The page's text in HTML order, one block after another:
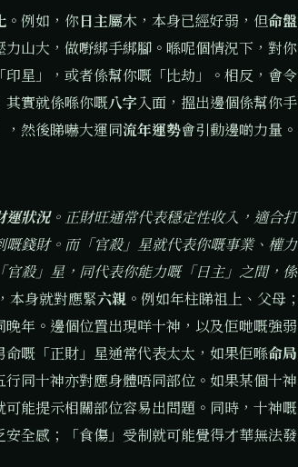
。例如，你日主屬木，本身已經好弱，但命盤
山大，做嘢綁手綁腳。喺呢個情況下，對你
印星」，或者係幫你嘅「比劫」。相反，會令
其實就係喺你嘅八字入面，搵出邊個係幫你手
然後睇嚇大運同流年運勢會引動邊啲力量。
運狀況。正財旺通常代表穩定性收入，適合打
錢財。而「官殺」星就代表你嘅事業、權力
殺」星，同代表你能力嘅「日主」之間，係
本身就對應緊六親 。例如年柱睇祖上、父母；
年。邊個位置出現咩十神，以及佢哋嘅強弱
嘅「正財」星通常代表太太，如果佢喺命局
行同十神亦對應身體唔同部位。如果某個十神
能提示相關部位容易出問題。同時，十神嘅
全感；「食傷」受制就可能覺得才華無法發